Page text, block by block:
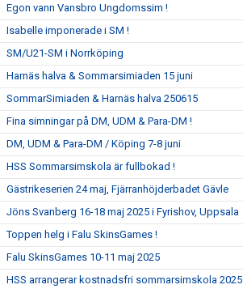
Egon vann Vansbro Ungdomssim !
Isabelle imponerade i SM !
SM/U21-SM i Norrköping
Harnäs halva & Sommarsimiaden 15 juni
SommarSimiaden & Harnäs halva 250615
Fina simningar på DM, UDM & Para-DM !
DM, UDM & Para-DM / Köping 7-8 juni
HSS Sommarsimskola är fullbokad !
Gästrikeserien 24 maj, Fjärranhöjderbadet Gävle
Jöns Svanberg 16-18 maj 2025 i Fyrishov, Uppsala
Toppen helg i Falu SkinsGames !
Falu SkinsGames 10-11 maj 2025
HSS arrangerar kostnadsfri sommarsimskola 2025